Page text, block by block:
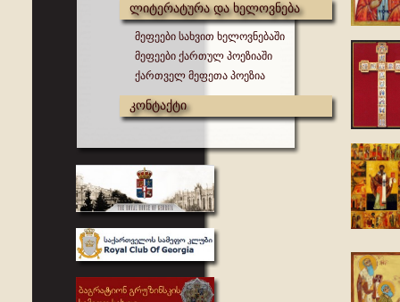
ლიტერატურა და ხელოვნება
მეფეები სახვით ხელოვნებაში
მეფეები ქართულ პოეზიაში
ქართველ მეფეთა პოეზია
კონტაქტი